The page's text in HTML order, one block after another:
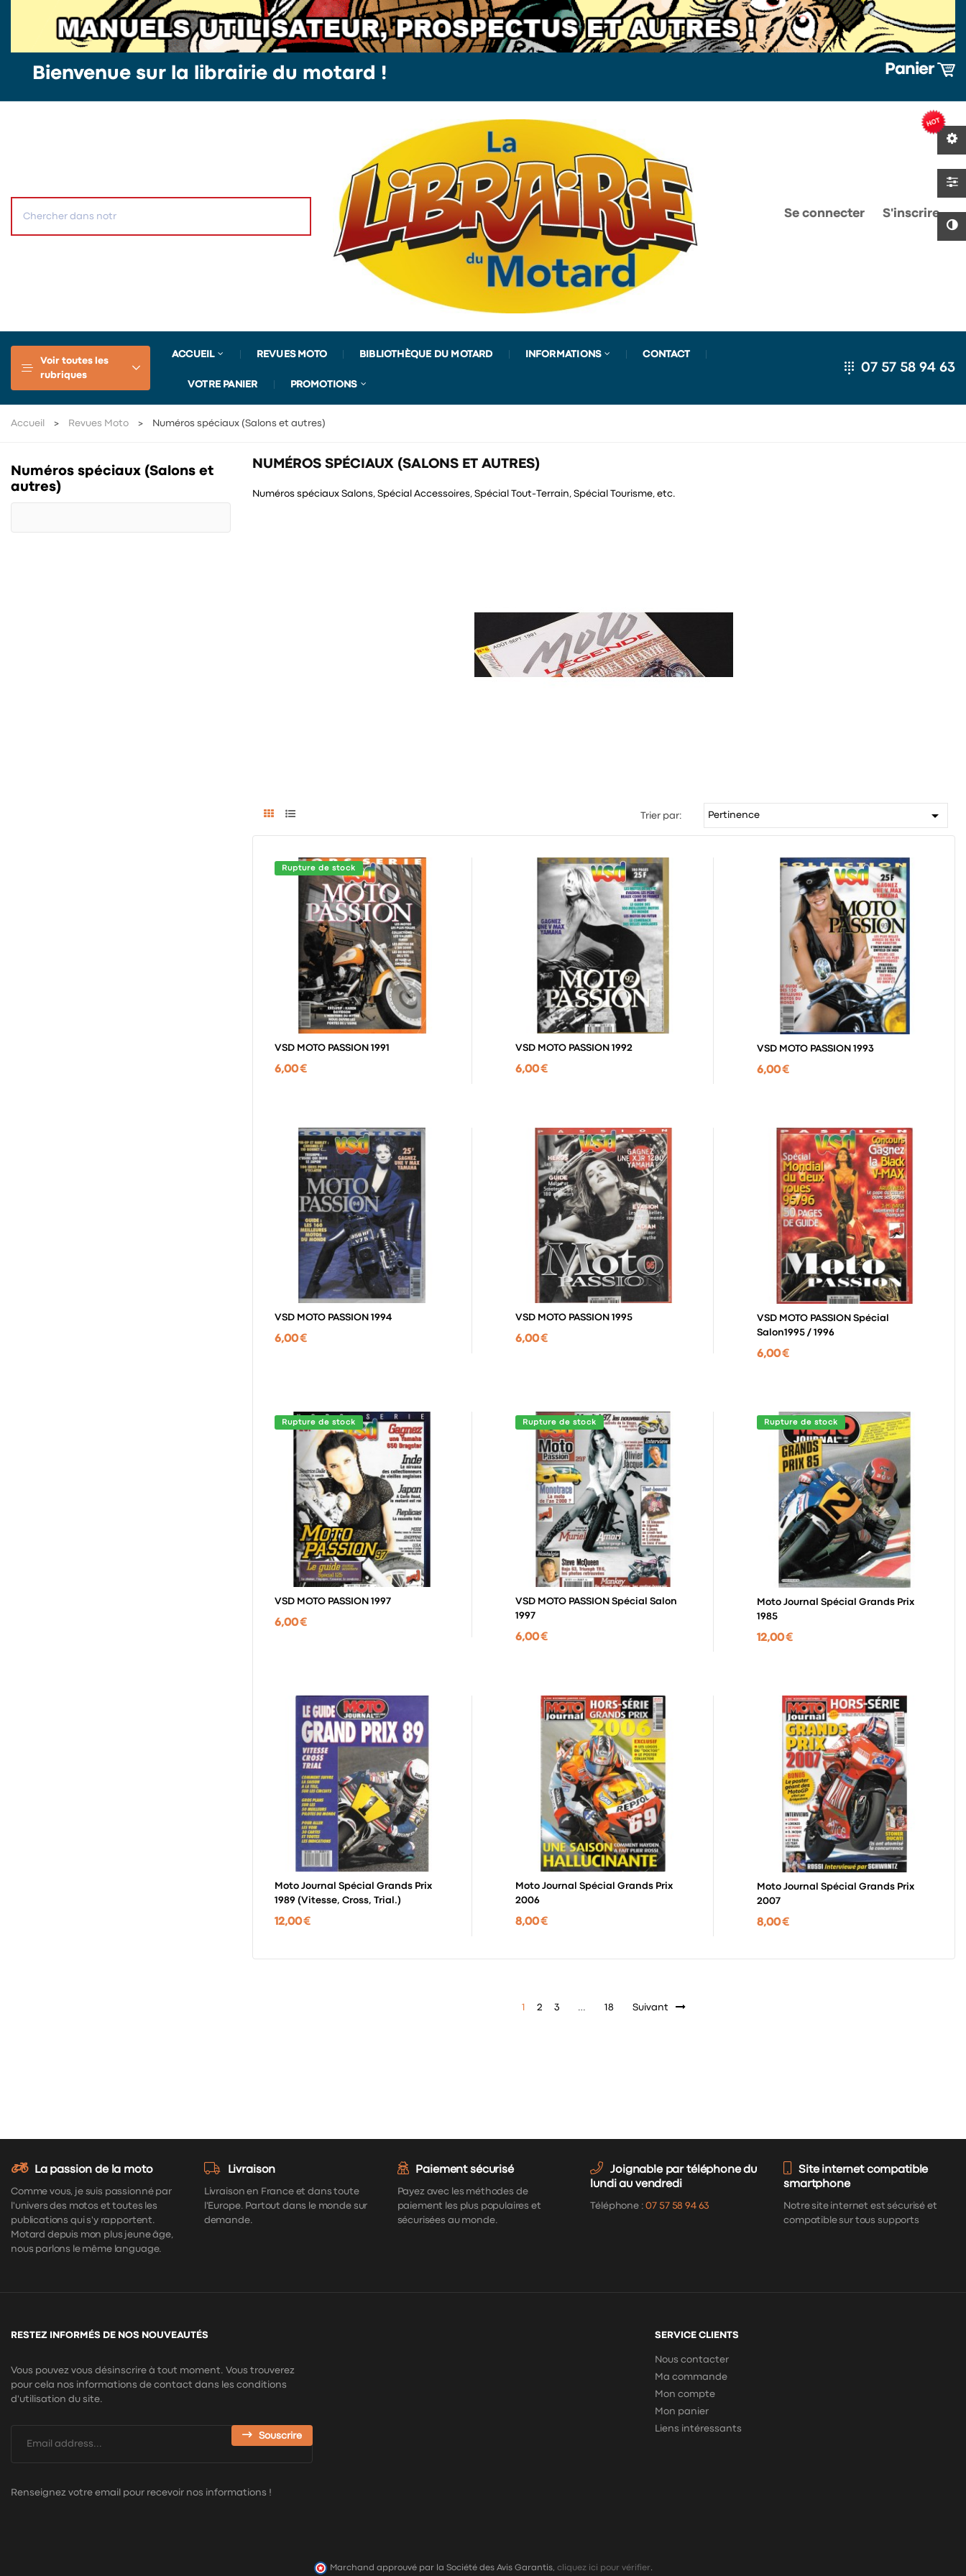
Bienvenue sur la librairie du motard ! Panier
Se connecter S'inscrire
Voir toutes les
rubriques
ACCUEIL REVUES MOTO BIBLIOTHÈQUE DU MOTARD INFORMATIONS CONTACT
VOTRE PANIER PROMOTIONS
07 57 58 94 63
Accueil Revues Moto Numéros spéciaux (Salons et autres)
Numéros spéciaux (Salons et
autres)
NUMÉROS SPÉCIAUX (SALONS ET AUTRES)
Numéros spéciaux Salons, Spécial Accessoires, Spécial Tout-Terrain, Spécial Tourisme, etc.
Trier par: Pertinence 
Rupture de stock
VSD MOTO PASSION 1991
6,00 €
VSD MOTO PASSION 1992
6,00 €
VSD MOTO PASSION 1993
6,00 €
VSD MOTO PASSION 1994
6,00 €
VSD MOTO PASSION 1995
6,00 €
VSD MOTO PASSION Spécial
Salon1995 / 1996
6,00 €
Rupture de stock
VSD MOTO PASSION 1997
6,00 €
Rupture de stock
VSD MOTO PASSION Spécial Salon
1997
6,00 €
Rupture de stock
Moto Journal Spécial Grands Prix
1985
12,00 €
Moto Journal Spécial Grands Prix
1989 (vitesse, Cross, Trial.)
12,00 €
Moto Journal Spécial Grands Prix
2006
8,00 €
Moto Journal Spécial Grands Prix
2007
8,00 €
1 2 3 … 18 Suivant
La passion de la moto
Comme vous, je suis passionné par
l'univers des motos et toutes les
publications qui s'y rapportent.
Motard depuis mon plus jeune âge,
nous parlons le même language.
Livraison
Livraison en France et dans toute
l'Europe. Partout dans le monde sur
demande.
Paiement sécurisé
Payez avec les méthodes de
paiement les plus populaires et
sécurisées au monde.
Joignable par téléphone du
lundi au vendredi
Téléphone :07 57 58 94 63
Site internet compatible
smartphone
Notre site internet est sécurisé et
compatible sur tous supports
RESTEZ INFORMÉS DE NOS NOUVEAUTÉS
Vous pouvez vous désinscrire à tout moment. Vous trouverez
pour cela nos informations de contact dans les conditions
d'utilisation du site.
Souscrire
Renseignez votre email pour recevoir nos informations !
SERVICE CLIENTS
Nous contacter
Ma commande
Mon compte
Mon panier
Liens intéressants
Marchand approuvé par la Société des Avis Garantis, cliquez ici pour vérifier